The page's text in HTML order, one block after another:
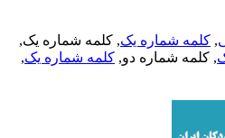
کلمه شماره یک, کلمه شماره یک,
کلمه شماره دو,کلمه شماره یک,